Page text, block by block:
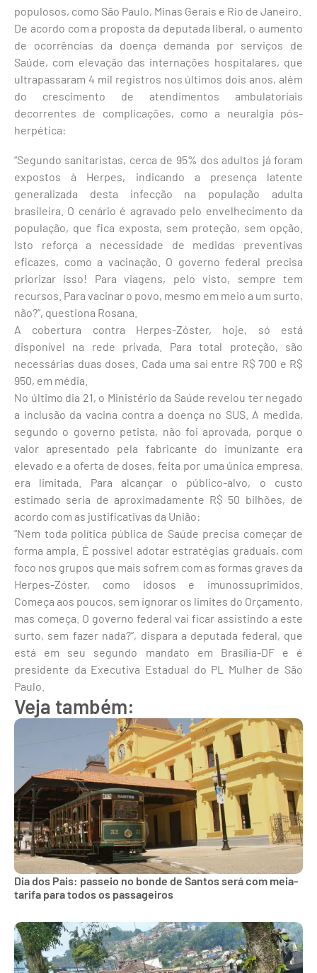
populosos, como São Paulo, Minas Gerais e Rio de Janeiro.
De acordo com a proposta da deputada liberal, o aumento
de ocorrências da doença demanda por serviços de
Saúde, com elevação das internações hospitalares, que
ultrapassaram 4 mil registros nos últimos dois anos, além
do crescimento de atendimentos ambulatoriais
decorrentes de complicações, como a neuralgia pós-
herpética:
“Segundo sanitaristas, cerca de 95% dos adultos já foram
expostos à Herpes, indicando a presença latente
generalizada desta infecção na população adulta
brasileira. O cenário é agravado pelo envelhecimento da
população, que fica exposta, sem proteção, sem opção.
Isto reforça a necessidade de medidas preventivas
eficazes, como a vacinação. O governo federal precisa
priorizar isso! Para viagens, pelo visto, sempre tem
recursos. Para vacinar o povo, mesmo em meio a um surto,
não?”, questiona Rosana.
A cobertura contra Herpes-Zóster, hoje, só está
disponível na rede privada. Para total proteção, são
necessárias duas doses. Cada uma sai entre R$ 700 e R$
950, em média.
No último dia 21, o Ministério da Saúde revelou ter negado
a inclusão da vacina contra a doença no SUS. A medida,
segundo o governo petista, não foi aprovada, porque o
valor apresentado pela fabricante do imunizante era
elevado e a oferta de doses, feita por uma única empresa,
era limitada. Para alcançar o público-alvo, o custo
estimado seria de aproximadamente R$ 50 bilhões, de
acordo com as justificativas da União:
“Nem toda política pública de Saúde precisa começar de
forma ampla. É possível adotar estratégias graduais, com
foco nos grupos que mais sofrem com as formas graves da
Herpes-Zóster, como idosos e imunossuprimidos.
Começa aos poucos, sem ignorar os limites do Orçamento,
mas começa. O governo federal vai ficar assistindo a este
surto, sem fazer nada?”, dispara a deputada federal, que
está em seu segundo mandato em Brasília-DF e é
presidente da Executiva Estadual do PL Mulher de São
Paulo.
Veja também:
Dia dos Pais: passeio no bonde de Santos será com meia-
tarifa para todos os passageiros